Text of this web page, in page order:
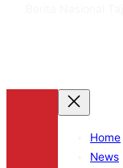
Home
News